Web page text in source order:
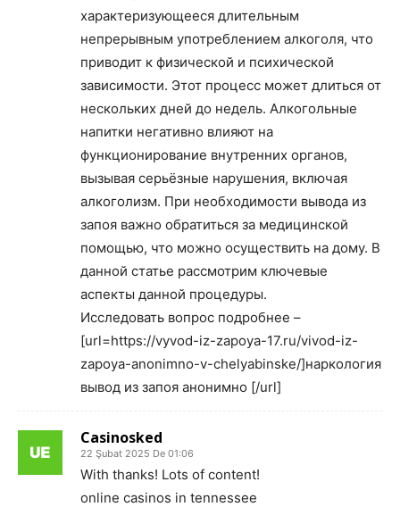
характеризующееся длительным
непрерывным употреблением алкоголя, что
приводит к физической и психической
зависимости. Этот процесс может длиться от
нескольких дней до недель. Алкогольные
напитки негативно влияют на
функционирование внутренних органов,
вызывая серьёзные нарушения, включая
алкоголизм. При необходимости вывода из
запоя важно обратиться за медицинской
помощью, что можно осуществить на дому. В
данной статье рассмотрим ключевые
аспекты данной процедуры.
Исследовать вопрос подробнее –
[url=https://vyvod-iz-zapoya-17.ru/vivod-iz-
zapoya-anonimno-v-chelyabinske/]наркология
вывод из запоя анонимно [/url]
Casinosked
22 Şubat 2025 De 01:06
With thanks! Lots of content!
online casinos in tennessee